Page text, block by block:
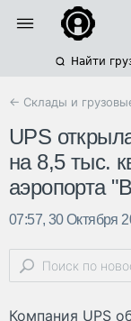
Найти
← Склады и
UPS
на 8,5 тыс.
аэропорта
07:57, 30 Октября
Компания UPS